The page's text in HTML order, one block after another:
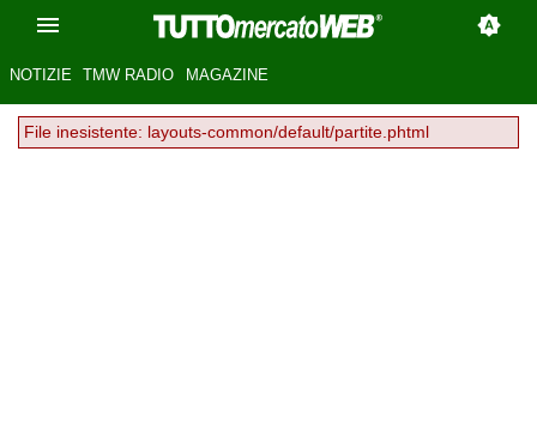
NOTIZIE TMW RADIO MAGAZINE
File inesistente: layouts-common/default/partite.phtml